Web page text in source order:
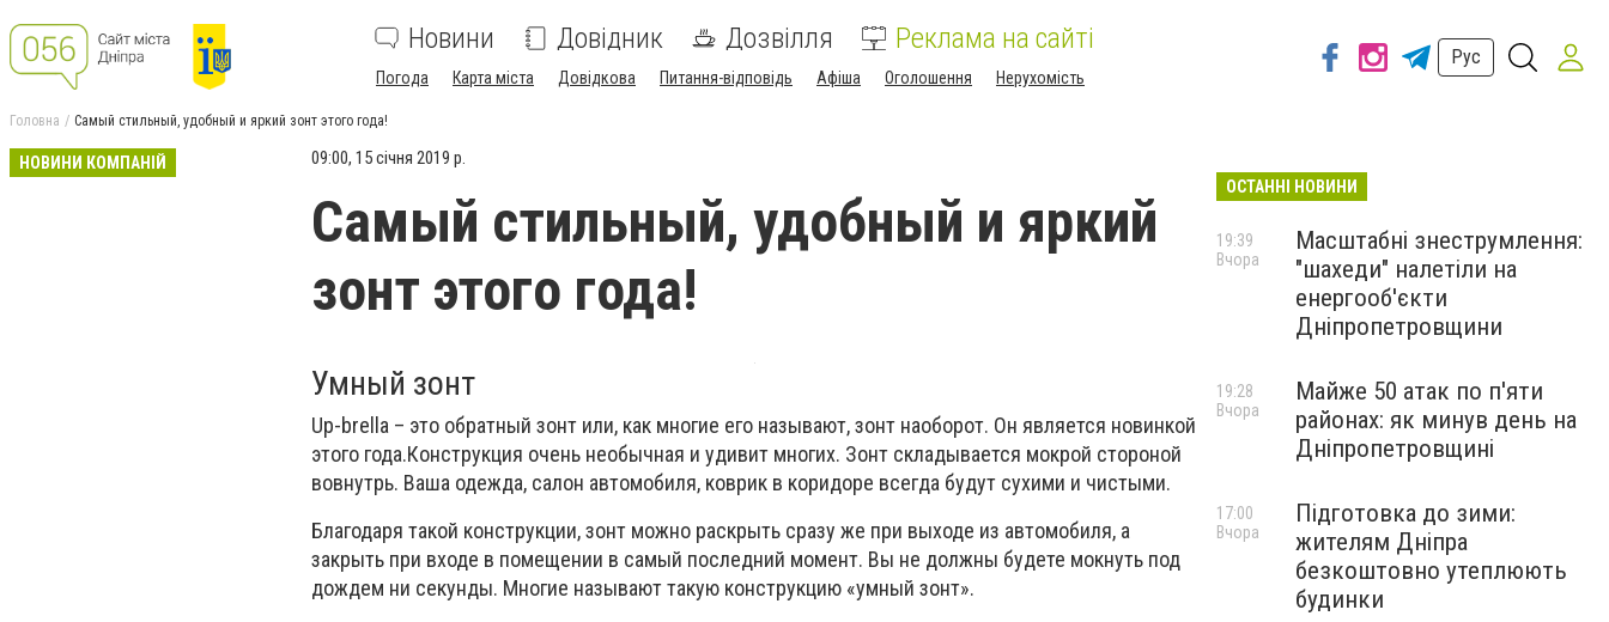
Новини Довідник Дозвілля Реклама на сайті
Погода Карта міста Довідкова Питання-відповідь Афіша Оголошення Нерухомість
Рус
Головна Самый стильный, удобный и яркий зонт этого года!
НОВИНИ КОМПАНІЙ 09:00, 15 січня 2019 р.
Самый стильный, удобный и яркий
зонт этого года!
Умный зонт
Up-brella – это обратный зонт или, как многие его называют, зонт наоборот. Он является новинкой
этого года.Конструкция очень необычная и удивит многих. Зонт складывается мокрой стороной
вовнутрь. Ваша одежда, салон автомобиля, коврик в коридоре всегда будут сухими и чистыми.
Благодаря такой конструкции, зонт можно раскрыть сразу же при выходе из автомобиля, а
закрыть при входе в помещении в самый последний момент. Вы не должны будете мокнуть под
дождем ни секунды. Многие называют такую конструкцию «умный зонт».
ОСТАННІ НОВИНИ
Масштабні знеструмлення:
"шахеди" налетіли на
енергооб'єкти
Дніпропетровщини
19:39
Вчора
Майже 50 атак по п'яти
районах: як минув день на
Дніпропетровщині
19:28
Вчора
Підготовка до зими:
жителям Дніпра
безкоштовно утеплюють
будинки
17:00
Вчора